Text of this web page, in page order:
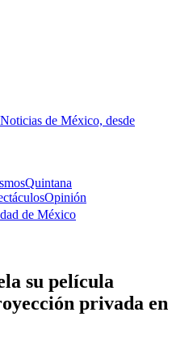
Noticias de México, desde
Quintana
Opinión
de México
su película
privada en